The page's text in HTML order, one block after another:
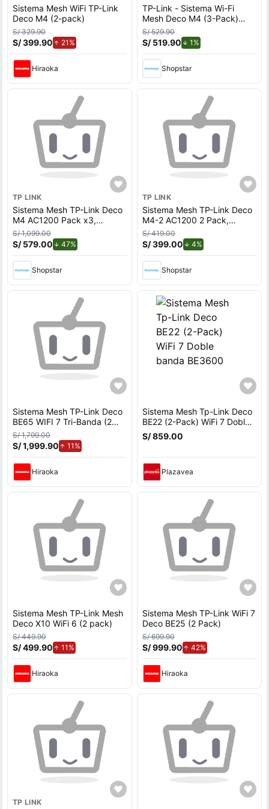
Sistema Mesh WiFi TP-Link
Deco M4 (2-pack)
S/ 329.90
S/ 399.90 21%
Hiraoka
TP-Link - Sistema Wi-Fi
Mesh Deco M4 (3-Pack)
AC1200
S/ 529.90
S/ 519.90 1%de descuento.
Shopstar
TP LINK
Sistema Mesh TP-Link Deco
M4 AC1200 Pack x3,
cobertura de 370 m2, doble
banda, Wifi 5, 2 puertos
LAN, 2 antenas
S/ 1,099.00
S/ 579.00 47%
Shopstar
TP LINK
Sistema Mesh TP-Link Deco
M4-2 AC1200 2 Pack,
cobertura total, doble
banda, router y AP, 2
puertos LAN, antenas
S/ 419.00
S/ 399.00 4%de descuento.
Shopstar
Sistema Mesh TP-Link Deco
BE65 WIFI 7 Tri-Banda (2
pack)
S/ 1,799.00
S/ 1,999.90 11%
Hiraoka
Sistema Mesh Tp-Link Deco
BE22 (2-Pack) WiFi 7 Doble
banda BE3600
S/ 859.00
Plazavea
Sistema Mesh TP-Link Mesh
Deco X10 WiFi 6 (2 pack)
S/ 449.90
S/ 499.90 11%
Hiraoka
Sistema Mesh TP-Link WiFi 7
Deco BE25 (2 Pack)
S/ 699.90
S/ 999.90 42%de aumento.
Hiraoka
TP LINK